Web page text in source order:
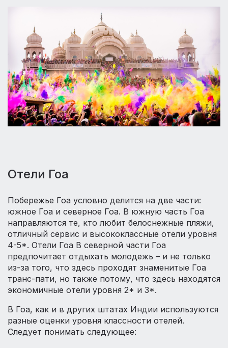
Отели Гоа
Побережье Гоа условно делится на две части:
южное Гоа и северное Гоа. В южную часть Гоа
направляются те, кто любит белоснежные пляжи,
отличный сервис и высококлассные отели уровня
4-5*. Отели Гоа В северной части Гоа
предпочитает отдыхать молодежь – и не только
из-за того, что здесь проходят знаменитые Гоа
транс-пати, но также потому, что здесь находятся
экономичные отели уровня 2* и 3*.
В Гоа, как и в других штатах Индии используются
разные оценки уровня классности отелей.
Следует понимать следующее: